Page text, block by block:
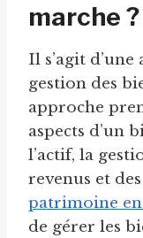
marche ?
Il s’agit
gestion des
approche
aspects d’un
l’actif, la
revenus et
patrimoine
de gérer les